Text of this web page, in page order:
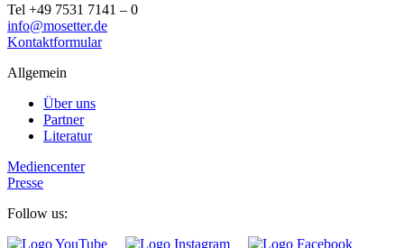
Tel +49 7531 7141 – 0
info@mosetter.de
Kontaktformular
Allgemein
Über uns
Partner
Literatur
Mediencenter
Presse
Follow us: